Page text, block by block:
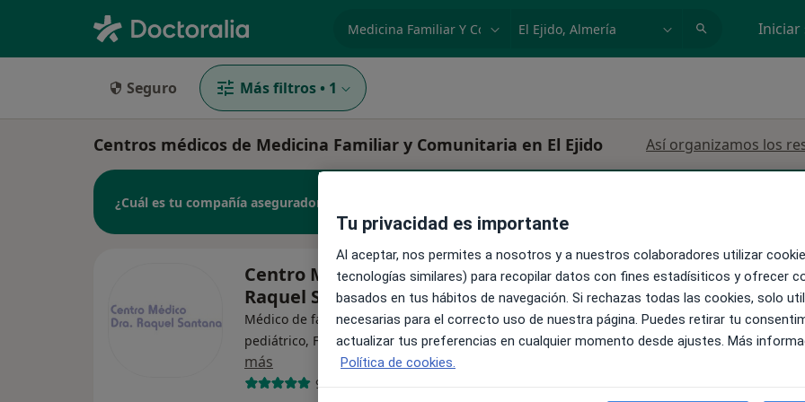
Iniciar
Seguro Más filtros • 1
Centros médicos de Medicina Familiar y Comunitaria en El Ejido Así organizamos los
¿Cuál es tu compañía aseguradora?
Centro Médico Dra.
Raquel Santana
Médico de familia, Endocrinólogo
pediátrico, Fisioterapeuta ·Ver
más
939 opiniones
La reserva de cita online no está
Mostrar perfil
Tu privacidad es importante
Al aceptar, nos permites a nosotros y a nuestros colaboradores utilizar
tecnologías similares) para recopilar datos con fines estadísiticos y ofrecer
basados en tus hábitos de navegación. Si rechazas todas las cookies, solo
necesarias para el correcto uso de nuestra página. Puedes retirar tu
actualizar tus preferencias en cualquier momento desde ajustes. Más
Política de cookies.